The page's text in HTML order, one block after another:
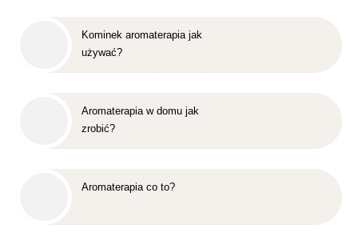
Kominek aromaterapia jak
używać?
Aromaterapia w domu jak
zrobić?
Aromaterapia co to?